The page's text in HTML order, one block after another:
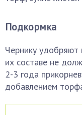
Подкормка
Чернику удобряют
их составе не
2-3 года
добавлением